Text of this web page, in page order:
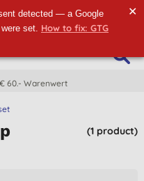
detected — a Google
set. How to fix: GTG
✕
60.- Warenwert
(1 product)